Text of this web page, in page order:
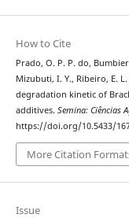
How to Cite
Prado, O. P. P. do,
Mizubuti, I. Y., Ribeiro, E.
degradation kinetic of
additives. Semina: Ciências
https://doi.org/10.5433/
More Citation
Issue